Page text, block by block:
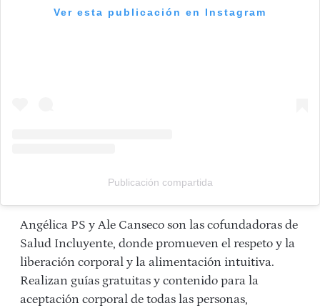
Ver esta publicación en Instagram
Publicación compartida
Angélica PS y Ale Canseco son las cofundadoras de
Salud Incluyente, donde promueven el respeto y la
liberación corporal y la alimentación intuitiva.
Realizan guías gratuitas y contenido para la
aceptación corporal de todas las personas,